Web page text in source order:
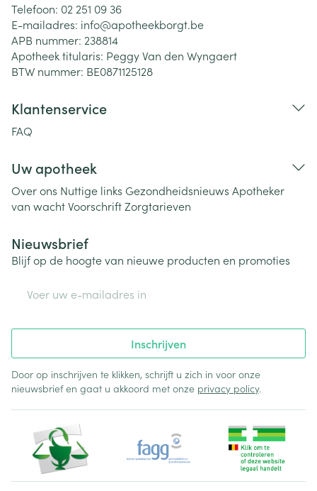
Telefoon: 02 251 09 36
E-mailadres: info@apotheekborgt.be
APB nummer: 238814
Apotheek titularis: Peggy Van den Wyngaert
BTW nummer: BE0871125128
Klantenservice
FAQ
Uw apotheek
Over ons Nuttige links Gezondheidsnieuws Apotheker
van wachtVoorschriftZorgtarieven
Nieuwsbrief
Blijf op de hoogte van nieuwe producten en promoties
Inschrijven
Door op inschrijven te klikken, schrijft u zich in voor onze
nieuwsbrief en gaat u akkoord met onze privacy policy.